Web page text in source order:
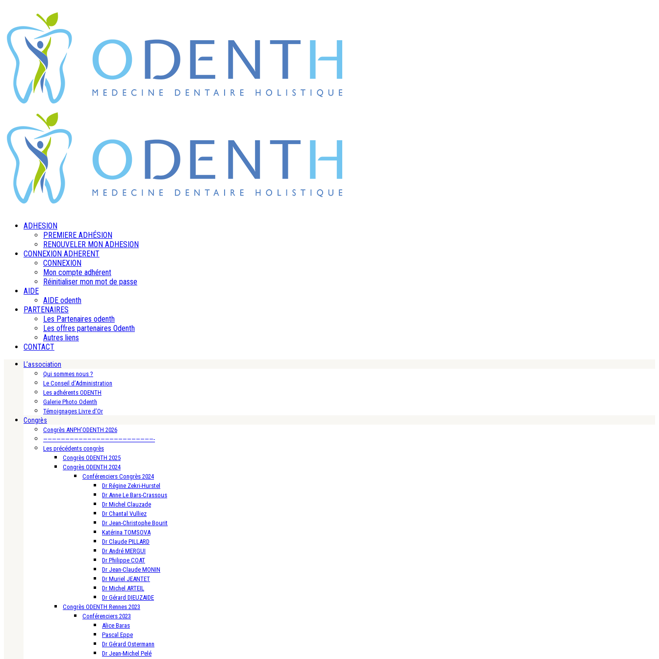
ADHESION
PREMIERE ADHÉSION
RENOUVELER MON ADHESION
CONNEXION ADHERENT
CONNEXION
Mon compte adhérent
Réinitialiser mon mot de passe
AIDE
AIDE odenth
PARTENAIRES
Les Partenaires odenth
Les offres partenaires Odenth
Autres liens
CONTACT
L’association
Qui sommes nous ?
Le Conseil d’Administration
Les adhérents ODENTH
Galerie Photo Odenth
Témoignages Livre d’Or
Congrès
Congrès ANPH’ODENTH 2026
—————————————————————————-
Les précédents congrès
Congrès ODENTH 2025
Congrès ODENTH 2024
Conférenciers Congrès 2024
Dr Régine Zekri-Hurstel
Dr Anne Le Bars-Crassous
Dr Michel Clauzade
Dr Chantal Vulliez
Dr Jean-Christophe Bourit
Katérina TOMSOVA
Dr Claude PILLARD
Dr André MERGUI
Dr Philippe COAT
Dr Jean-Claude MONIN
Dr Muriel JEANTET
Dr Michel ARTEIL
Dr Gérard DIEUZAIDE
Congrès ODENTH Rennes 2023
Conférenciers 2023
Alice Baras
Pascal Eppe
Dr Gérard Ostermann
Dr Jean-Michel Pelé